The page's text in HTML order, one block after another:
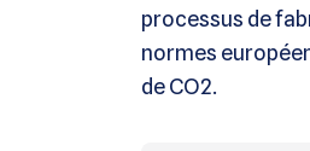
processus de
normes
de CO2.